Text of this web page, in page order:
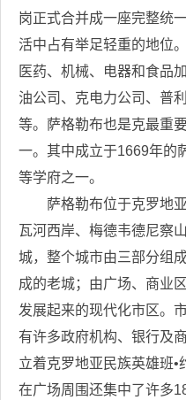
岗正式合并成一座完整统
活中占有举足轻重的地位
医药、机械、电器和食品
油公司、克电力公司、普
等。萨格勒布也是克最重
一。其中成立于1669年的
等学府之一。
萨格勒布位于克罗地亚
瓦河西岸、梅德韦德尼察
城，整个城市由三部分组
成的老城；由广场、商业
发展起来的现代化市区。
有许多政府机构、银行及
立着克罗地亚民族英雄班•
在广场周围还集中了许多